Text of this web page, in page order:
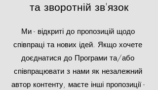
та зворотній зв'язок
Ми - відкриті до пропозицій щодо
співпраці та нових ідей. Якщо хочете
доєднатися до Програми та/або
співпрацювати з нами як незалежний
автор контенту, маєте інші пропозиції -